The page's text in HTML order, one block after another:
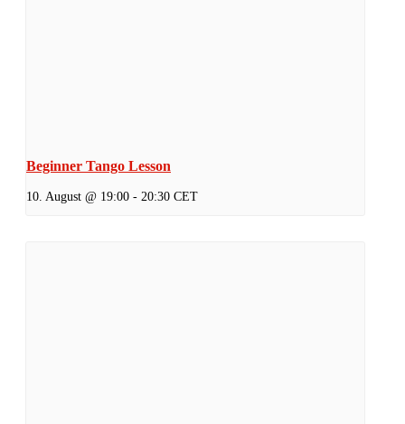
Beginner Tango Lesson
10. August @ 19:00 - 20:30 CET